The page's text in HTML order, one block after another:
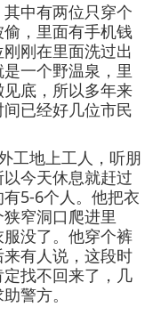
中有两位只穿个
，里面有手机钱
刚在里面洗过出
一个野温泉，里
底，所以多年来
已经好几位市民
地上工人，听朋
今天休息就赶过
5-6个人。他把衣
窄洞口爬进里
没了。他穿个裤
有人说，这段时
找不回来了，几
警方。